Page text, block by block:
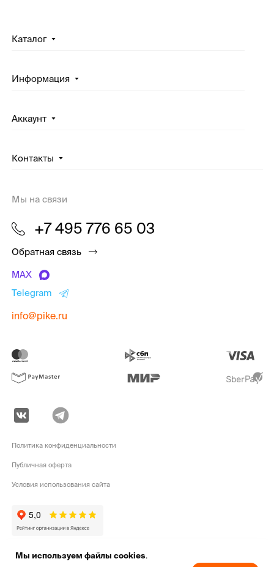
Каталог
Информация
Аккаунт
Контакты
Мы на связи
+7 495 776 65 03
Обратная связь
MAX
Telegram
info@pike.ru
pike.ru © 2010 - 2026 | Высококачественная
Политика конфиденциальности
Публичная оферта
Условия использования сайта
Мы используем файлы cookies.